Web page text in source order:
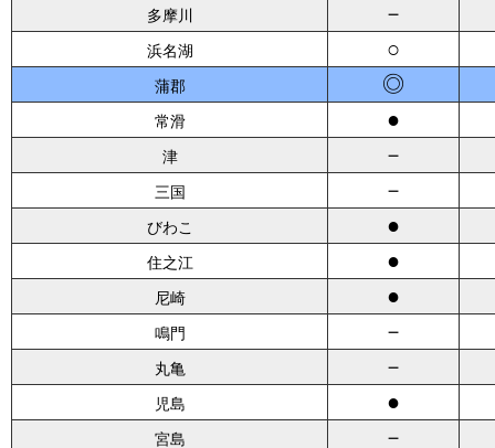
多摩川 －
浜名湖 ○
蒲郡 ◎
常滑 ●
津 －
三国 －
びわこ ●
住之江 ●
尼崎 ●
鳴門 －
丸亀 －
児島 ●
宮島 －